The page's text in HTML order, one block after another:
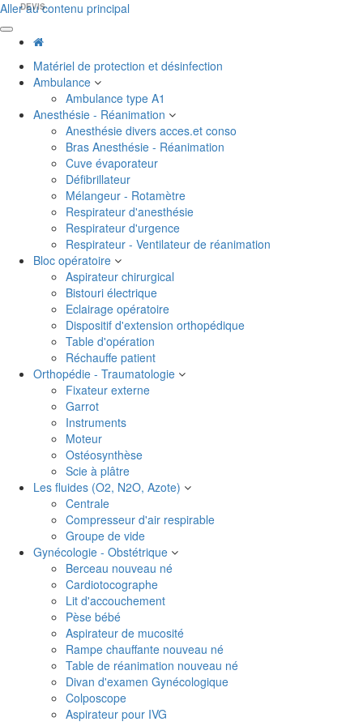
Aller au contenu principal
Matériel de protection et désinfection
Ambulance
Ambulance type A1
Anesthésie - Réanimation
Anesthésie divers acces.et conso
Bras Anesthésie - Réanimation
Cuve évaporateur
Défibrillateur
Mélangeur - Rotamètre
Respirateur d'anesthésie
Respirateur d'urgence
Respirateur - Ventilateur de réanimation
Bloc opératoire
Aspirateur chirurgical
Bistouri électrique
Eclairage opératoire
Dispositif d'extension orthopédique
Table d'opération
Réchauffe patient
Orthopédie - Traumatologie
Fixateur externe
Garrot
Instruments
Moteur
Ostéosynthèse
Scie à plâtre
Les fluides (O2, N2O, Azote)
Centrale
Compresseur d'air respirable
Groupe de vide
Gynécologie - Obstétrique
Berceau nouveau né
Cardiotocographe
Lit d'accouchement
Pèse bébé
Aspirateur de mucosité
Rampe chauffante nouveau né
Table de réanimation nouveau né
Divan d'examen Gynécologique
Colposcope
Aspirateur pour IVG
DEVIS